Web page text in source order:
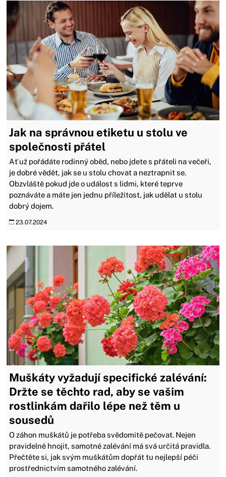
Jak na správnou etiketu u stolu ve
společnosti přátel
Ať už pořádáte rodinný oběd, nebo jdete s přáteli na večeři,
je dobré vědět, jak se u stolu chovat a neztrapnit se.
Obzvláště pokud jde o událost s lidmi, které teprve
poznáváte a máte jen jednu příležitost, jak udělat u stolu
dobrý dojem.
23.07.2024
Muškáty vyžadují specifické zalévání:
Držte se těchto rad, aby se vašim
rostlinkám dařilo lépe než těm u
sousedů
O záhon muškátů je potřeba svědomitě pečovat. Nejen
pravidelně hnojit, samotné zalévání má svá určitá pravidla.
Přečtěte si, jak svým muškátům dopřát tu nejlepší péči
prostřednictvím samotného zalévání.